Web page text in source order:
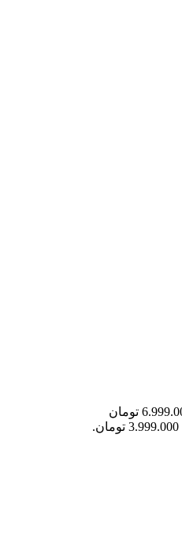
قیمت اصلی: 6.999.000 تومان